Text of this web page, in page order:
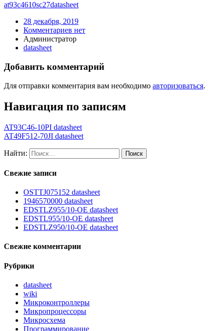
at93c4610sc27datasheet
28 декабря, 2019
Комментариев нет
Администратор
datasheet
Добавить комментарий
Для отправки комментария вам необходимо авторизоваться.
Навигация по записям
AT93C46-10PI datasheet
AT49F512-70JI datasheet
Найти:
Свежие записи
OSTTJ075152 datasheet
1946570000 datasheet
EDSTLZ955/10-OE datasheet
EDSTL955/10-OE datasheet
EDSTLZ950/10-OE datasheet
Свежие комментарии
Рубрики
datasheet
wiki
Микроконтроллеры
Микропроцессоры
Микросхема
Программирование